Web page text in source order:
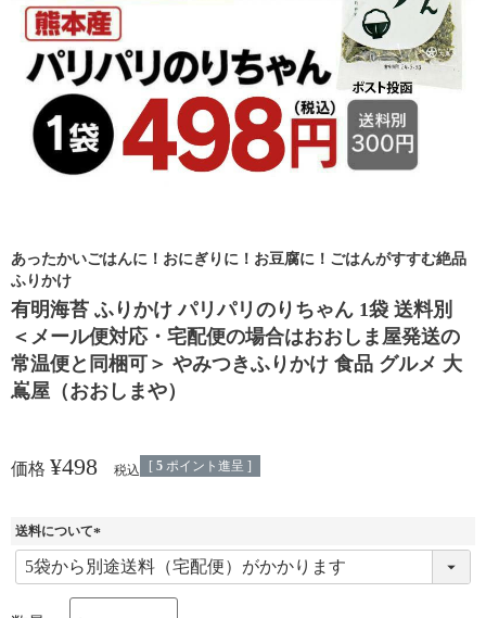
あったかいごはんに！おにぎりに！お豆腐に！ごはんがすすむ絶品
ふりかけ
有明海苔 ふりかけ パリパリのりちゃん 1袋 送料別
＜メール便対応・宅配便の場合はおおしま屋発送の
常温便と同梱可＞ やみつきふりかけ 食品 グルメ 大
嶌屋（おおしまや）
価格 ¥498 税込 [ 5 ポイント進呈 ]
送料について
(
必
須